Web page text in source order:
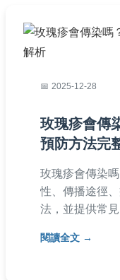
2025-12-28
玫瑰疹會傳
預防方法完
玫瑰疹會傳染
性、傳播途徑
法，並提供常
學知識，實用
閱讀全文